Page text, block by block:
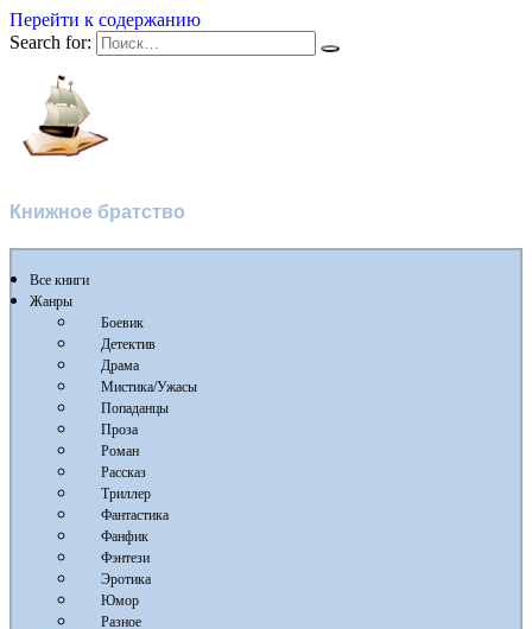
Перейти к содержанию
Search for:
Книжное братство
Все книги
Жанры
Боевик
Детектив
Драма
Мистика/Ужасы
Попаданцы
Проза
Роман
Рассказ
Триллер
Фантастика
Фанфик
Фэнтези
Эротика
Юмор
Разное